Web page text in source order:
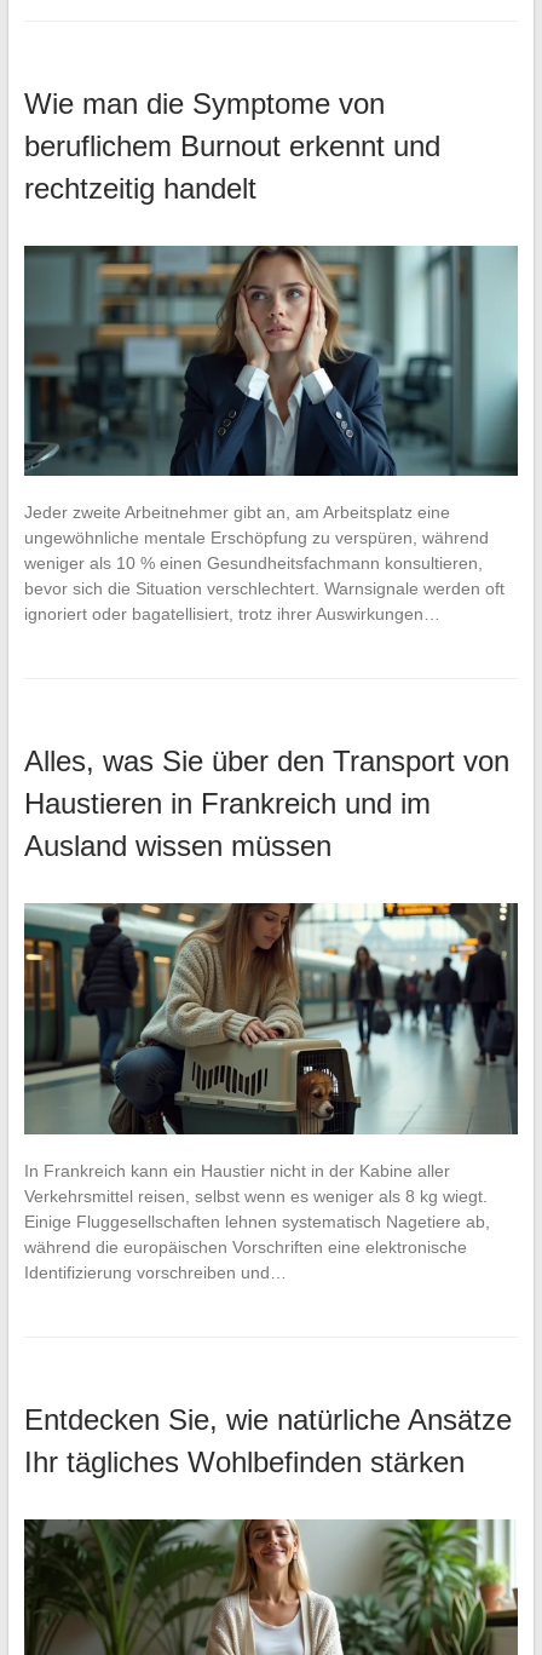
Wie man die Symptome von
beruflichem Burnout erkennt und
rechtzeitig handelt
Jeder zweite Arbeitnehmer gibt an, am Arbeitsplatz eine
ungewöhnliche mentale Erschöpfung zu verspüren, während
weniger als 10 % einen Gesundheitsfachmann konsultieren,
bevor sich die Situation verschlechtert. Warnsignale werden oft
ignoriert oder bagatellisiert, trotz ihrer Auswirkungen…
Alles, was Sie über den Transport von
Haustieren in Frankreich und im
Ausland wissen müssen
In Frankreich kann ein Haustier nicht in der Kabine aller
Verkehrsmittel reisen, selbst wenn es weniger als 8 kg wiegt.
Einige Fluggesellschaften lehnen systematisch Nagetiere ab,
während die europäischen Vorschriften eine elektronische
Identifizierung vorschreiben und…
Entdecken Sie, wie natürliche Ansätze
Ihr tägliches Wohlbefinden stärken